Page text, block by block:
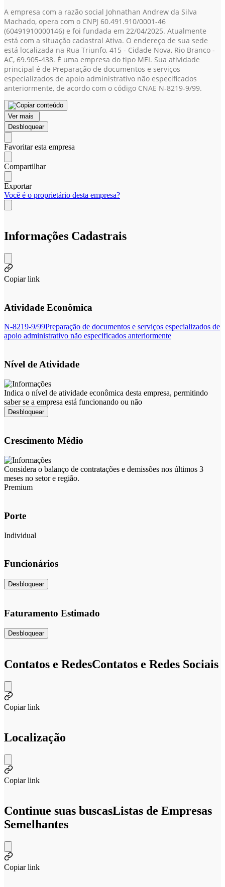
A empresa com a razão social Johnathan Andrew da Silva
Machado, opera com o CNPJ 60.491.910/0001-46
(60491910000146) e foi fundada em 22/04/2025. Atualmente
está com a situação cadastral Ativa. O endereço de sua sede
está localizada na Rua Triunfo, 415 - Cidade Nova, Rio Branco -
AC, 69.905-438. É uma empresa do tipo MEI. Sua atividade
principal é de Preparação de documentos e serviços
especializados de apoio administrativo não especificados
anteriormente, de acordo com o código CNAE N-8219-9/99.
Ver mais
Desbloquear
Favoritar esta empresa
Compartilhar
Exportar
Você é o proprietário desta empresa?
Informações Cadastrais
Copiar link
Atividade Econômica
N-8219-9/99Preparação de documentos e serviços especializados de
apoio administrativo não especificados anteriormente
Nível de Atividade
Indica o nível de atividade econômica desta empresa, permitindo
saber se a empresa está funcionando ou não
Desbloquear
Crescimento Médio
Considera o balanço de contratações e demissões nos últimos 3
meses no setor e região.
Premium
Porte
Individual
Funcionários
Desbloquear
Faturamento Estimado
Desbloquear
Contatos e RedesContatos e Redes Sociais
Copiar link
Localização
Copiar link
Continue suas buscasListas de Empresas
Semelhantes
Copiar link